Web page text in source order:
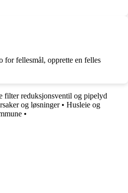
for fellesmål, opprette en felles
filter reduksjonsventil og pipelyd
og løsninger• Husleie og
•